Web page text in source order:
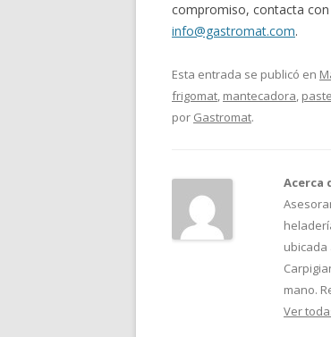
compromiso, contacta
info@gastromat.com.
Esta entrada se publicó en
frigomat, mantecadora,
por Gastromat.
Acerca
ubicada
mano.
Ver